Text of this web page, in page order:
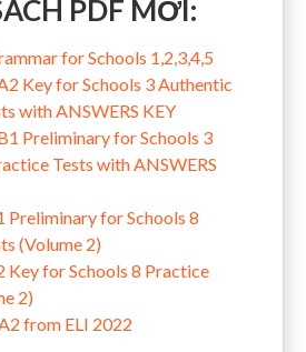
PDF MỚI:
for Schools 1,2,3,4,5
Key for Schools 3 Authentic
with ANSWERS KEY
Preliminary for Schools 3
Tests with ANSWERS
Preliminary for Schools 8
(Volume 2)
Key for Schools 8 Practice
2)
from ELI 2022